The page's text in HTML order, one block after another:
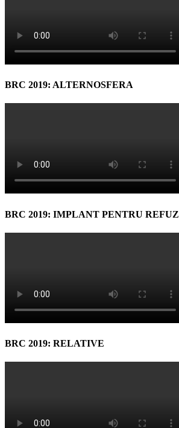
BRC 2019: ALTERNOSFERA
BRC 2019: IMPLANT PENTRU REFUZ
BRC 2019: RELATIVE